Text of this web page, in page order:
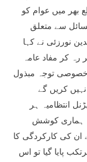
بھر میں عوام کو
سے متعلق
نورزئی نے کہا
رہ کر مفاد عامہ
خصوصی توجہ مبذول
کریں گے
انتظامیہ ہر
ہماری کوشش
ان کی کارکردگی کا
پایا گیا تو اس